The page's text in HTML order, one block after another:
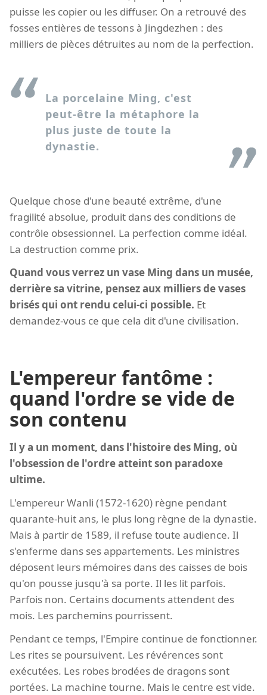
puisse les copier ou les diffuser. On a retrouvé des
fosses entières de tessons à Jingdezhen : des
milliers de pièces détruites au nom de la perfection.
La porcelaine Ming, c'est
peut-être la métaphore la
plus juste de toute la
dynastie.
Quelque chose d'une beauté extrême, d'une
fragilité absolue, produit dans des conditions de
contrôle obsessionnel. La perfection comme idéal.
La destruction comme prix.
Quand vous verrez un vase Ming dans un musée,
derrière sa vitrine, pensez aux milliers de vases
brisés qui ont rendu celui-ci possible. Et
demandez-vous ce que cela dit d'une civilisation.
L'empereur fantôme :
quand l'ordre se vide de
son contenu
Il y a un moment, dans l'histoire des Ming, où
l'obsession de l'ordre atteint son paradoxe
ultime.
L'empereur Wanli (1572-1620) règne pendant
quarante-huit ans, le plus long règne de la dynastie.
Mais à partir de 1589, il refuse toute audience. Il
s'enferme dans ses appartements. Les ministres
déposent leurs mémoires dans des caisses de bois
qu'on pousse jusqu'à sa porte. Il les lit parfois.
Parfois non. Certains documents attendent des
mois. Les parchemins pourrissent.
Pendant ce temps, l'Empire continue de fonctionner.
Les rites se poursuivent. Les révérences sont
exécutées. Les robes brodées de dragons sont
portées. La machine tourne. Mais le centre est vide.